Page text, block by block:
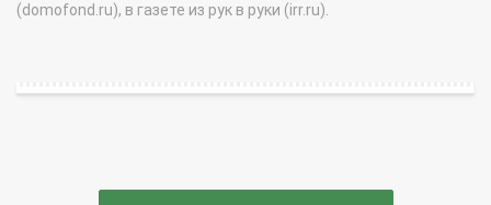
(domofond.ru), в газете из рук в руки (irr.ru).